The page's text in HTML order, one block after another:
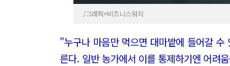
/그래픽=비즈니스워치
"누구나 마음만 먹으면 대마밭에 들어갈
른다. 일반 농가에서 이를 통제하기엔 어려